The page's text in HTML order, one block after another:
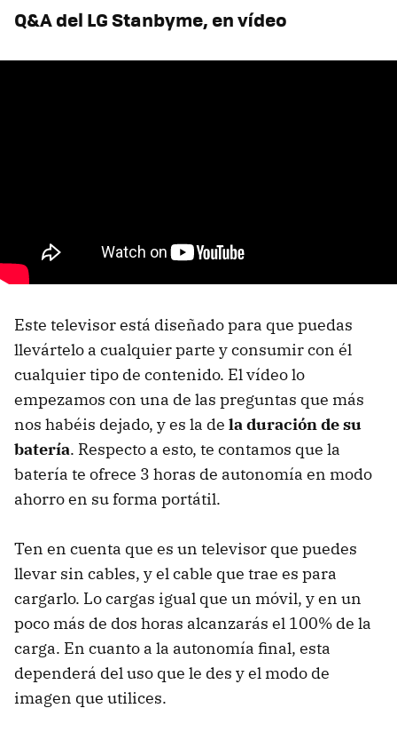
Q&A del LG Stanbyme, en vídeo
Este televisor está diseñado para que puedas
llevártelo a cualquier parte y consumir con él
cualquier tipo de contenido. El vídeo lo
empezamos con una de las preguntas que más
nos habéis dejado, y es la de la duración de su
batería. Respecto a esto, te contamos que la
batería te ofrece 3 horas de autonomía en modo
ahorro en su forma portátil.
Ten en cuenta que es un televisor que puedes
llevar sin cables, y el cable que trae es para
cargarlo. Lo cargas igual que un móvil, y en un
poco más de dos horas alcanzarás el 100% de la
carga. En cuanto a la autonomía final, esta
dependerá del uso que le des y el modo de
imagen que utilices.